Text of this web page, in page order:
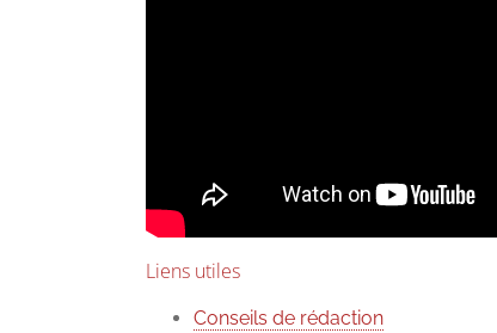
Liens utiles
Conseils de rédaction